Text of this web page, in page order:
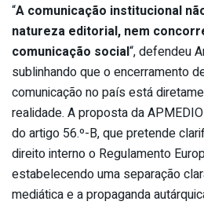
“A comunicação institucional
natureza editorial, nem
comunicação social“, defendeu
sublinhando que o encerramento
comunicação no país está
realidade. A proposta da
do artigo 56.º-B, que pretende
direito interno o Regulamento
estabelecendo uma separação
mediática e a propaganda